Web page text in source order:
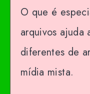
O que é
arquivos ajuda
diferentes de
mídia mista.